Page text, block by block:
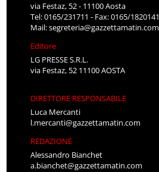
via Festaz, 52 - 11100 Aosta
Tel: 0165/231711 - Fax: 0165/1820141
Mail:segreteria@gazzettamatin.com
Editore
LG PRESSE S.R.L.
via Festaz, 52 11100 AOSTA
DIRETTORE RESPONSABILE
Luca Mercanti
l.mercanti@gazzettamatin.com
REDAZIONE
Alessandro Bianchet
a.bianchet@gazzettamatin.com